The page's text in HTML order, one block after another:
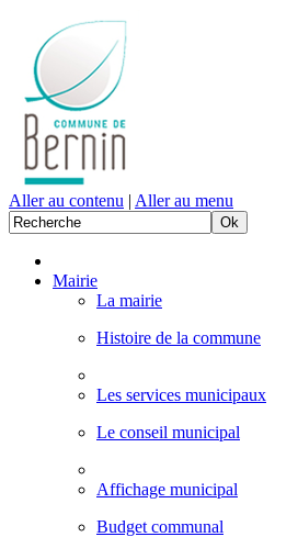
Aller au contenu | Aller au menu
Mairie
La mairie
Histoire de la commune
Les services municipaux
Le conseil municipal
Affichage municipal
Budget communal